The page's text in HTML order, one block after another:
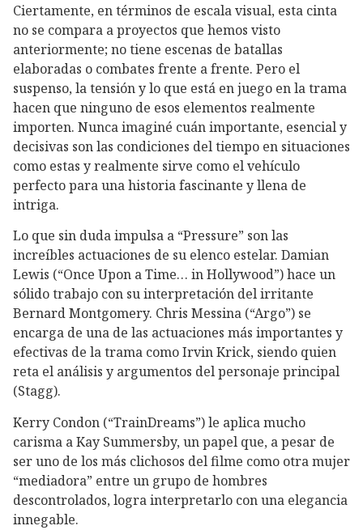
Ciertamente, en términos de escala visual, esta cinta
no se compara a proyectos que hemos visto
anteriormente; no tiene escenas de batallas
elaboradas o combates frente a frente. Pero el
suspenso, la tensión y lo que está en juego en la trama
hacen que ninguno de esos elementos realmente
importen. Nunca imaginé cuán importante, esencial y
decisivas son las condiciones del tiempo en situaciones
como estas y realmente sirve como el vehículo
perfecto para una historia fascinante y llena de
intriga.
Lo que sin duda impulsa a “Pressure” son las
increíbles actuaciones de su elenco estelar. Damian
Lewis (“Once Upon a Time… in Hollywood”) hace un
sólido trabajo con su interpretación del irritante
Bernard Montgomery. Chris Messina (“Argo”) se
encarga de una de las actuaciones más importantes y
efectivas de la trama como Irvin Krick, siendo quien
reta el análisis y argumentos del personaje principal
(Stagg).
Kerry Condon (“TrainDreams”) le aplica mucho
carisma a Kay Summersby, un papel que, a pesar de
ser uno de los más clichosos del filme como otra mujer
“mediadora” entre un grupo de hombres
descontrolados, logra interpretarlo con una elegancia
innegable.